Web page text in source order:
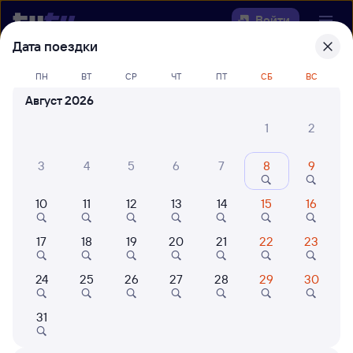
Войти
Выберите день, чтобы найтиж/д
билеты Пантынг — Можга
Куда
Когда
Кто едет
Найти поезда
Дата поездки
ПН ВТ СР ЧТ ПТ СБ ВС
Август 2026
1
2
3 4 5 6 7 8 9
10 11 12 13 14 15 16
17 18 19 20 21 22 23
24 25 26 27 28 29 30
31